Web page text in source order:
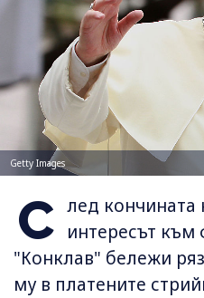
Getty Images
С лед
интересът към
"Конклав" бележи
му в платените